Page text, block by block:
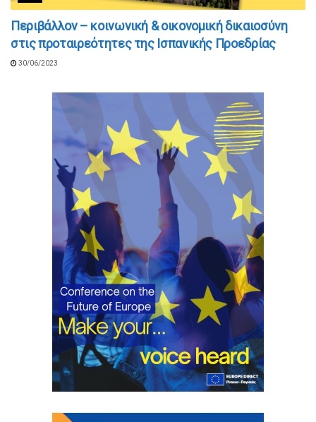
Περιβάλλον – κοινωνική & οικονομική δικαιοσύνη
στις προταιρεότητες της Ισπανικής Προεδρίας
30/06/2023